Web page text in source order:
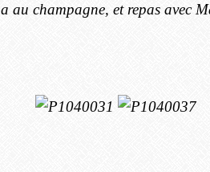
au champagne, et repas avec